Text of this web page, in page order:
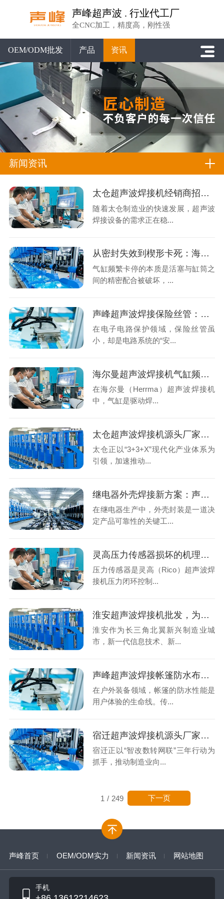
声峰超声波 . 行业代工厂
全CNC加工，精度高，刚性强
OEM/ODM批发 产品 资讯
新闻资讯
太仓超声波焊接机经销商招募，声峰源头工厂诚邀德企之乡合伙人
随着太仓制造业的快速发展，超声波
焊接设备的需求正在稳...
从密封失效到楔形卡死：海尔曼气缸频繁卡停的机理分析与专业修复
气缸频繁卡停的本质是活塞与缸筒之
间的精密配合被破坏，...
声峰超声波焊接保险丝管：小部件里的大工艺革新
在电子电路保护领域，保险丝管虽
小，却是电路系统的“安...
海尔曼超声波焊接机气缸频繁卡停？系统性排查与专业解决方案
在海尔曼（Herrma）超声波焊接机
中，气缸是驱动焊...
太仓超声波焊接机源头厂家怎么选？声峰超声波用实力说话
太仓正以“3+3+X”现代化产业体系为
引领，加速推动...
继电器外壳焊接新方案：声峰超声波技术为何成为行业首选？
在继电器生产中，外壳封装是一道决
定产品可靠性的关键工...
灵高压力传感器损坏的机理分析与专业修复
压力传感器是灵高（Rico）超声波焊
接机压力闭环控制...
淮安超声波焊接机批发，为什么要跳过本地中间商找广东源头工厂？
淮安作为长三角北翼新兴制造业城
市，新一代信息技术、新...
声峰超声波焊接帐篷防水布：告别针孔渗漏，拥抱无缝坚固
在户外装备领域，帐篷的防水性能是
用户体验的生命线。传...
宿迁超声波焊接机源头厂家怎么选？声峰超声波用实力说话
宿迁正以“智改数转网联”三年行动为
抓手，推动制造业向...
1 / 249 下一页
声峰首页 OEM/ODM实力 新闻资讯 网站地图
手机